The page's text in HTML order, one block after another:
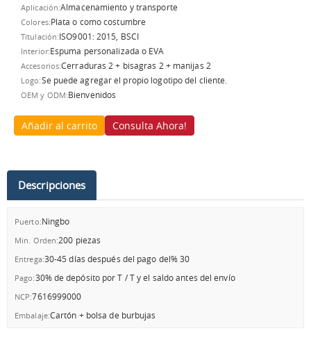
Aplicación:Almacenamiento y transporte
Colores:Plata o como costumbre
Titulación:ISO9001: 2015, BSCI
Interior:Espuma personalizada o EVA
Accesorios:Cerraduras 2 + bisagras 2 + manijas 2
Logo:Se puede agregar el propio logotipo del cliente.
OEM y ODM:Bienvenidos
Añadir al carrito Consulta Ahora!
Descripciones
Puerto:Ningbo
Min. Orden:200 piezas
Entrega:30-45 días después del pago del% 30
Pago:30% de depósito por T / T y el saldo antes del envío
NCP:7616999000
Embalaje:Cartón + bolsa de burbujas